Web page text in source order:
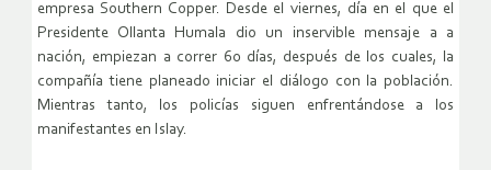
empresa Southern Copper. Desde el viernes, día en el que el
Presidente Ollanta Humala dio un inservible mensaje a a
nación, empiezan a correr 60 días, después de los cuales, la
compañía tiene planeado iniciar el diálogo con la población.
Mientras tanto, los policías siguen enfrentándose a los
manifestantes en Islay.